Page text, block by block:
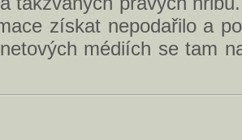
získat nepodařilo a
médiích se tam